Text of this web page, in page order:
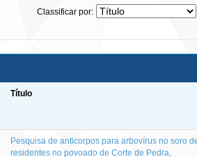
Classificar por:
Título
Pesquisa de anticorpos para arbovírus no soro
residentes no povoado de Corte de Pedra,